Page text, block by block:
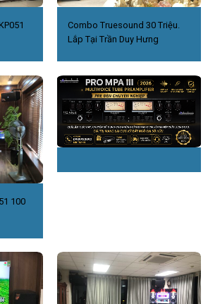
Combo Truesound 30 Triệu.
Lắp Tại Trần Duy Hưng
100